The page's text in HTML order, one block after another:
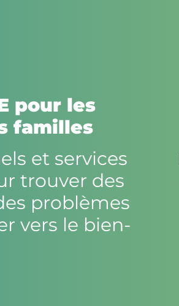
pour les
familles
et services
trouver des
problèmes
vers le bien-